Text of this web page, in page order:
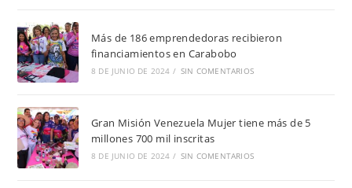
Más de 186 emprendedoras recibieron
financiamientos en Carabobo
8 DE JUNIO DE 2024 / SIN COMENTARIOS
Gran Misión Venezuela Mujer tiene más de 5
millones 700 mil inscritas
8 DE JUNIO DE 2024 / SIN COMENTARIOS